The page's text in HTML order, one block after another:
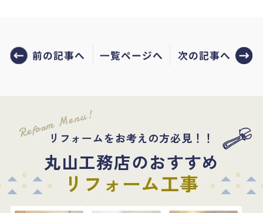
前の記事へ 一覧ページへ 次の記事へ
Reform Menu!
リフォームをお考えの方必見！！
丸山工務店のおすすめ
リフォーム工事